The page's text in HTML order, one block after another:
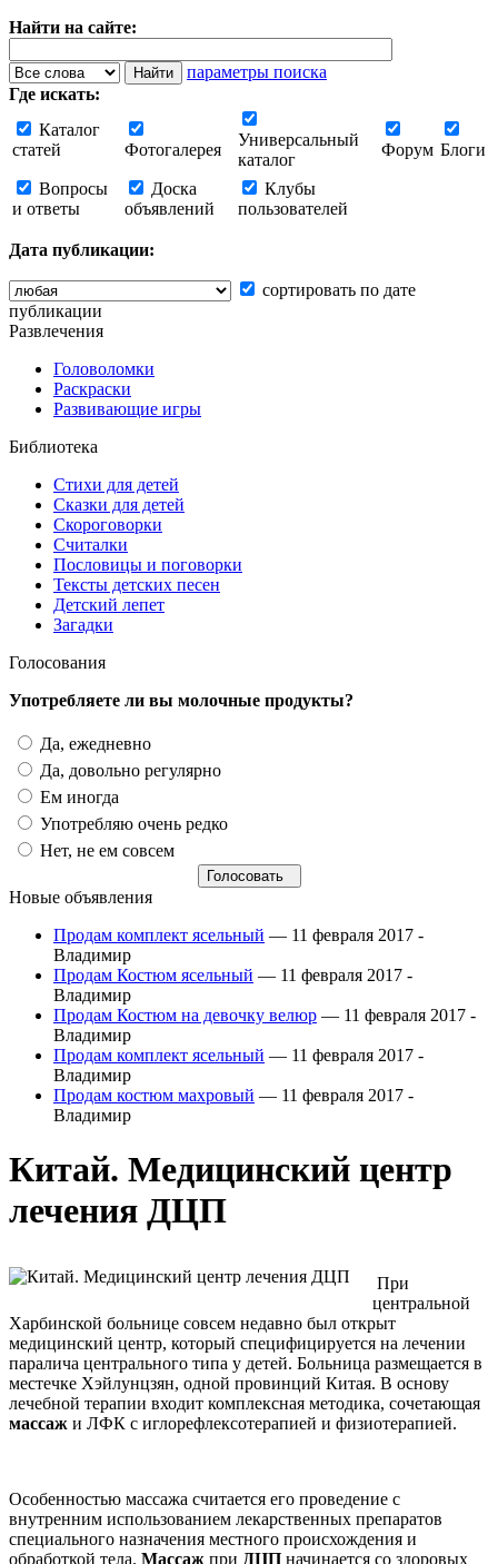
Найти на сайте:
параметры поиска
Где искать:
Каталог
статей
Фотогалерея
Универсальный
каталог
Форум Блоги
Вопросы
и ответы
Доска
объявлений
Клубы
пользователей
Дата публикации:
сортировать по дате
публикации
Развлечения
Головоломки
Раскраски
Развивающие игры
Библиотека
Стихи для детей
Сказки для детей
Скороговорки
Считалки
Пословицы и поговорки
Тексты детских песен
Детский лепет
Загадки
Голосования
Употребляете ли вы молочные продукты?
Да, ежедневно
Да, довольно регулярно
Ем иногда
Употребляю очень редко
Нет, не ем совсем
Новые объявления
Продам комплект ясельный — 11 февраля 2017 -
Владимир
Продам Костюм ясельный — 11 февраля 2017 -
Владимир
Продам Костюм на девочку велюр — 11 февраля 2017 -
Владимир
Продам комплект ясельный — 11 февраля 2017 -
Владимир
Продам костюм махровый — 11 февраля 2017 -
Владимир
Китай. Медицинский центр
лечения ДЦП
При
центральной
Харбинской больнице совсем недавно был открыт
медицинский центр, который специфицируется на лечении
паралича центрального типа у детей. Больница размещается в
местечке Хэйлунцзян, одной провинций Китая. В основу
лечебной терапии входит комплексная методика, сочетающая
массаж и ЛФК с иглорефлексотерапией и физиотерапией.
Особенностью массажа считается его проведение с
внутренним использованием лекарственных препаратов
специального назначения местного происхождения и
обработкой тела. Массаж при ДЦП начинается со здоровых